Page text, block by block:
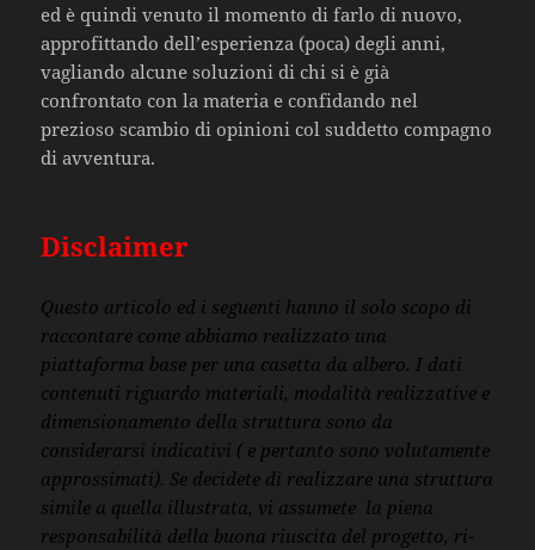
ed è quindi venuto il momento di farlo di nuovo,
approfittando dell’esperienza (poca) degli anni,
vagliando alcune soluzioni di chi si è già
confrontato con la materia e confidando nel
prezioso scambio di opinioni col suddetto compagno
di avventura.
Disclaimer
Questo articolo ed i seguenti hanno il solo scopo di
raccontare come abbiamo realizzato una
piattaforma base per una casetta da albero. I dati
contenuti riguardo materiali, modalità realizzative e
dimensionamento della struttura sono da
considerarsi indicativi ( e pertanto sono volutamente
approssimati). Se decidete di realizzare una struttura
simile a quella illustrata, vi assumete la piena
responsabilità della buona riuscita del progetto, ri-